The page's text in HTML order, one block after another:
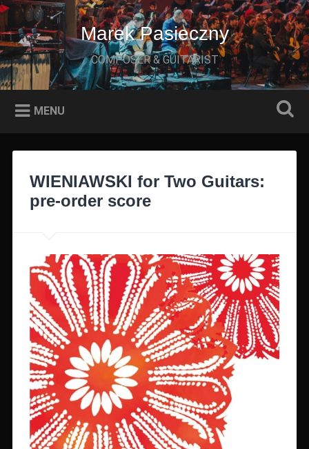
Przeskocz
treści
Szukaj Marek Pasieczny
COMPOSER & GUITARIST
MENU
WIENIAWSKI for Two Guitars:
pre-order score